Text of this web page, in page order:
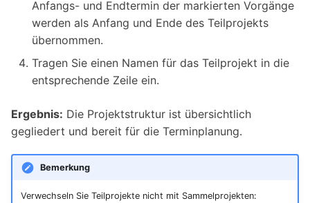
Anfangs- und Endtermin der markierten Vorgänge
werden als Anfang und Ende des Teilprojekts
übernommen.
Tragen Sie einen Namen für das Teilprojekt in die
entsprechende Zeile ein.
Ergebnis: Die Projektstruktur ist übersichtlich
gegliedert und bereit für die Terminplanung.
Bemerkung
Verwechseln Sie Teilprojekte nicht mit Sammelprojekten: